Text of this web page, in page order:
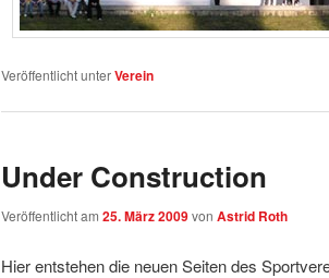
Veröffentlicht unterVerein
Under Construction
Veröffentlicht am 25. März 2009von Astrid Roth
Hier entstehen die neuen Seiten des